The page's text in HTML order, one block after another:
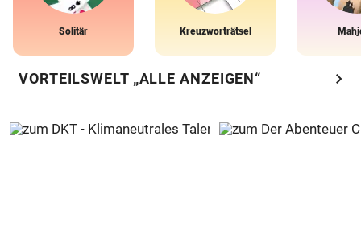
Solitär Kreuzworträtsel
VORTEILSWELT „ALLE ANZEIGEN“ chevron_right